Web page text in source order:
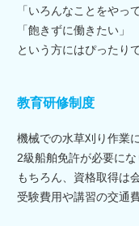
「いろんなことをやっ
「飽きずに働きたい」
という方にはぴったり
教育研修制度
機械での水草刈り作業に
2級船舶免許が必要にな
もちろん、資格取得は
受験費用や講習の交通